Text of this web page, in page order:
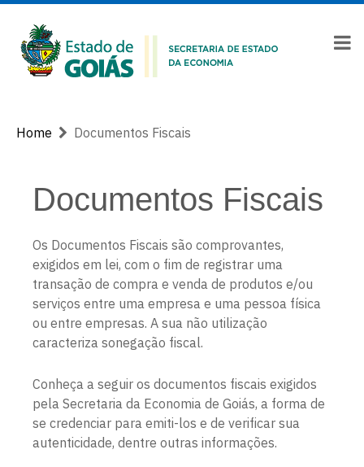
Home Documentos Fiscais
Documentos Fiscais
Os Documentos Fiscais são comprovantes,
exigidos em lei, com o fim de registrar uma
transação de compra e venda de produtos e/ou
serviços entre uma empresa e uma pessoa física
ou entre empresas. A sua não utilização
caracteriza sonegação fiscal.
Conheça a seguir os documentos fiscais exigidos
pela Secretaria da Economia de Goiás, a forma de
se credenciar para emiti-los e de verificar sua
autenticidade, dentre outras informações.